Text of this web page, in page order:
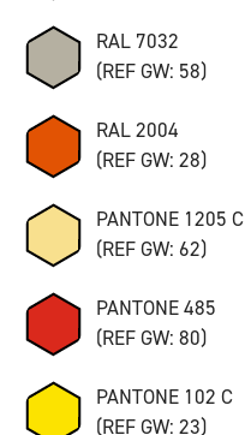
RAL 7032
(REF GW: 58)
RAL 2004
(REF GW: 28)
PANTONE 1205 C
(REF GW: 62)
PANTONE 485
(REF GW: 80)
PANTONE 102 C
(REF GW: 23)